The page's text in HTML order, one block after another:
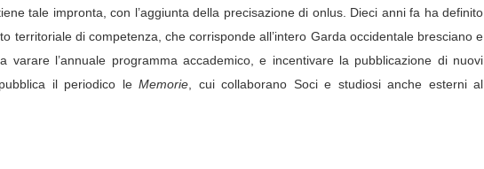
tale impronta, con l’aggiunta della precisazione di onlus. Dieci anni fa ha definito
territoriale di competenza, che corrisponde all’intero Garda occidentale bresciano e
varare l’annuale programma accademico, e incentivare la pubblicazione di nuovi
il periodico le Memorie , cui collaborano Soci e studiosi anche esterni al